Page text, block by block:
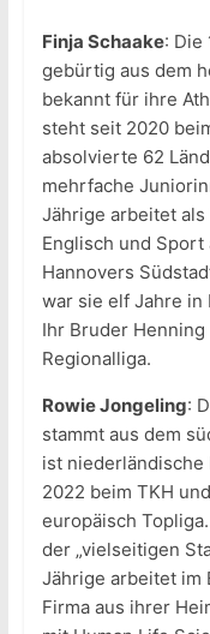
Finja Schaake: Die
gebürtig aus dem
bekannt für ihre
steht seit 2020
absolvierte 62
mehrfache
Jährige arbeitet
Englisch und Sport
Hannovers
war sie elf Jahre in
Ihr Bruder
Regionalliga.
Rowie Jongeling:
stammt aus dem
ist
2022 beim TKH
europäisch
der „vielseitigen
Jährige arbeitet im
Firma aus ihrer